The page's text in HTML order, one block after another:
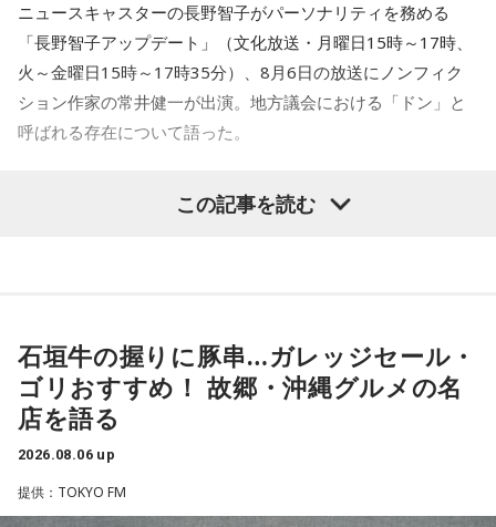
常井「中には、かつての野中広務さんや森山𥙿さんのように
50を過ぎてから国政に進んだドンもいる。ではどういった状
況がそろうとドンが生まれるか。第1の条件は、圧倒的な他薦
です。藏内さんって県議10期。40年近く県議会にいるわけで
す」
や予算だけではない。県内すべての選挙で誰に自民党の公認
や推薦を出すのか、という決定権を握っている。あとは役
人、教職員、警察署員といった地方公務員の人事にも影響力
を発揮することがあります」
長野「はい」
ニュースキャスターの長野智子がパーソナリティを務める
「長野智子アップデート」（文化放送・月曜日15時～17時、
火～金曜日15時～17時35分）、8月6日の放送にノンフィク
ション作家の常井健一が出演。地方議会における「ドン」と
呼ばれる存在について語った。
鈴木敏夫（文化放送解説委員）
「福岡県議会で浮上した、議
長ポストをめぐる現金授受疑惑です。その渦中にいる藏内勇
常井健一「『ドン』はスペイン語に由来する外来語です。ボ
スよりもさらにスケールの大きな権力者を示す言葉として定
着しました。いま、ドンとして注目されるのが福岡県議会の
藏内議長。福岡県内には一昔前から『福岡三国志』という言
葉がありまして。現在は麻生太郎さん、武田良太さん、そし
て藏内さんが熾烈な権力闘争を繰り広げています」
この記事を読む
石垣牛の握りに豚串…ガレッジセール・
ゴリおすすめ！ 故郷・沖縄グルメの名
店を語る
2026.08.06 up
提供：TOKYO FM